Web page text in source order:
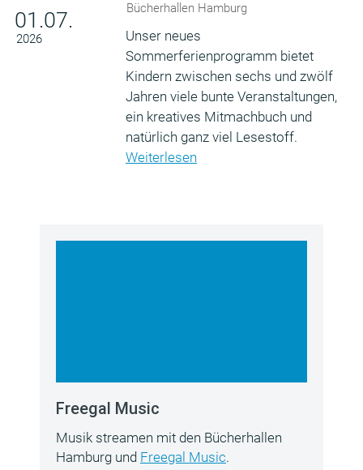
01.07.
2026
Bücherhallen Hamburg
Unser neues
Sommerferienprogramm bietet
Kindern zwischen sechs und zwölf
Jahren viele bunte Veranstaltungen,
ein kreatives Mitmachbuch und
natürlich ganz viel Lesestoff.
Weiterlesen
Freegal Music
Musik streamen mit den Bücherhallen
Hamburg und Freegal Music.